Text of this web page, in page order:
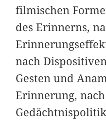
filmischen
des Erinnerns,
nach
Gesten und
Erinnerung,